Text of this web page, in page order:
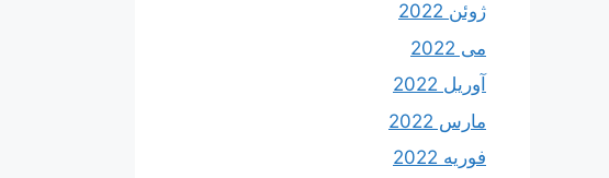
ژوئن 2022
می 2022
آوریل 2022
مارس 2022
فوریه 2022